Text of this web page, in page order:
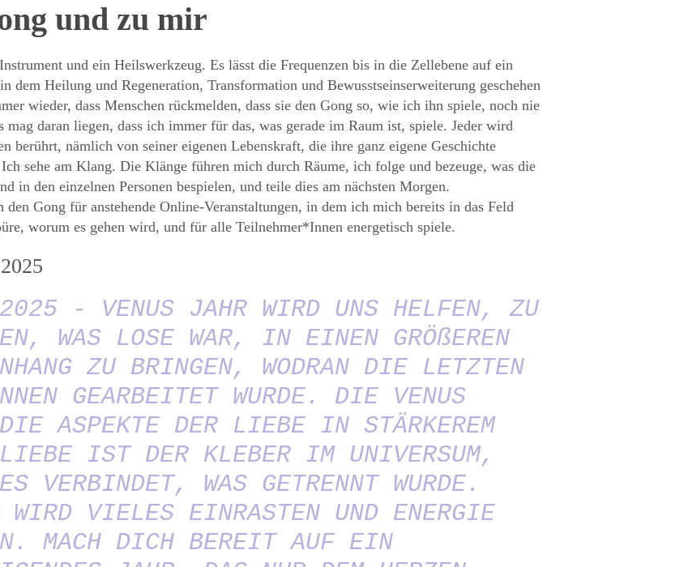
und zu mir
und ein Heilswerkzeug. Es lässt die Frequenzen bis in die Zellebene auf ein
dem Heilung und Regeneration, Transformation und Bewusstseinserweiterung geschehen
wieder, dass Menschen rückmelden, dass sie den Gong so, wie ich ihn spiele, noch nie
mag daran liegen, dass ich immer für das, was gerade im Raum ist, spiele. Jeder wird
berührt, nämlich von seiner eigenen Lebenskraft, die ihre ganz eigene Geschichte
sehe am Klang. Die Klänge führen mich durch Räume, ich folge und bezeuge, was die
in den einzelnen Personen bespielen, und teile dies am nächsten Morgen.
den Gong für anstehende Online-Veranstaltungen, in dem ich mich bereits in das Feld
worum es gehen wird, und für alle Teilnehmer*Innen energetisch spiele.
- VENUS JAHR WIRD UNS HELFEN, ZU
WAS LOSE WAR, IN EINEN GRÖßEREN
ZU BRINGEN, WODRAN DIE LETZTEN
GEARBEITET WURDE. DIE VENUS
ASPEKTE DER LIEBE IN STÄRKEREM
IST DER KLEBER IM UNIVERSUM,
VERBINDET, WAS GETRENNT WURDE.
WIRD VIELES EINRASTEN UND ENERGIE
MACH DICH BEREIT AUF EIN